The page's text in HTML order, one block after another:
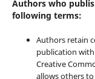
Authors who
following terms:
Authors retain
publication
Creative
allows others